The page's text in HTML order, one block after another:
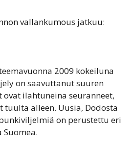
vallankumous jatkuu:
2009 kokeiluna
on saavuttanut suuren
ilahtuneina seuranneet,
tuulta alleen. Uusia, Dodosta
on perustettu eri